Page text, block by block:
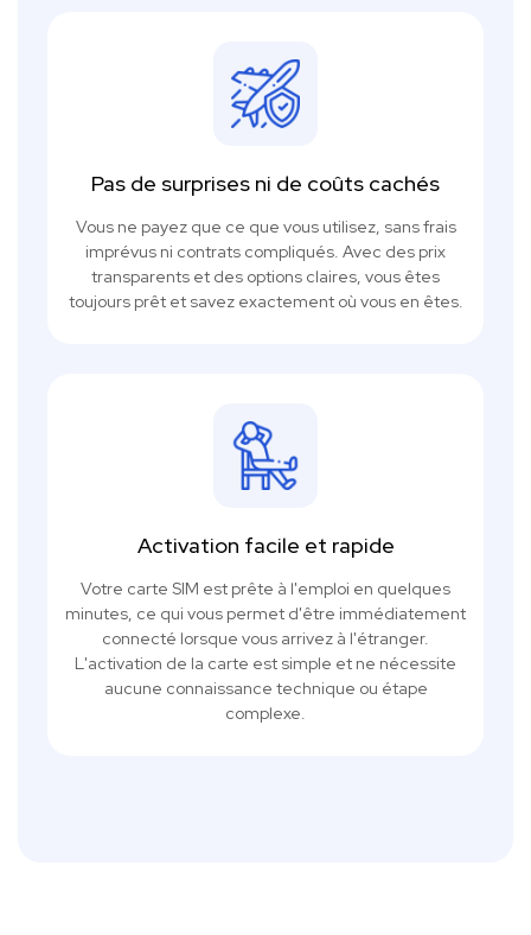
Pas de surprises ni de coûts cachés
Vous ne payez que ce que vous utilisez, sans frais
imprévus ni contrats compliqués. Avec des prix
transparents et des options claires, vous êtes
toujours prêt et savez exactement où vous en êtes.
Activation facile et rapide
Votre carte SIM est prête à l'emploi en quelques
minutes, ce qui vous permet d'être immédiatement
connecté lorsque vous arrivez à l'étranger.
L'activation de la carte est simple et ne nécessite
aucune connaissance technique ou étape
complexe.